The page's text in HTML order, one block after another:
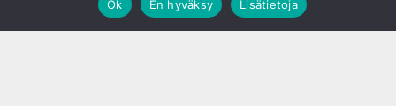
Ok
En hyväksy Lisätietoja